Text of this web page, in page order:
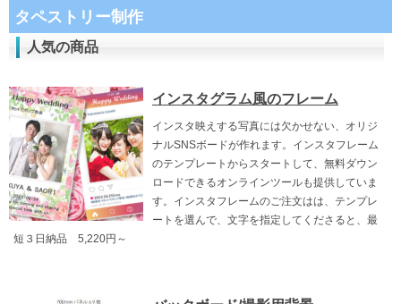
タペストリー制作
人気の商品
インスタグラム風のフレーム
インスタ映えする写真には欠かせない、オリジ
ナルSNSボードが作れます。インスタフレーム
のテンプレートからスタートして、無料ダウン
ロードできるオンラインツールも提供していま
す。インスタフレームのご注文はは、テンプレ
ートを選んで、文字を指定してくださると、最
短３日納品 5,220円～